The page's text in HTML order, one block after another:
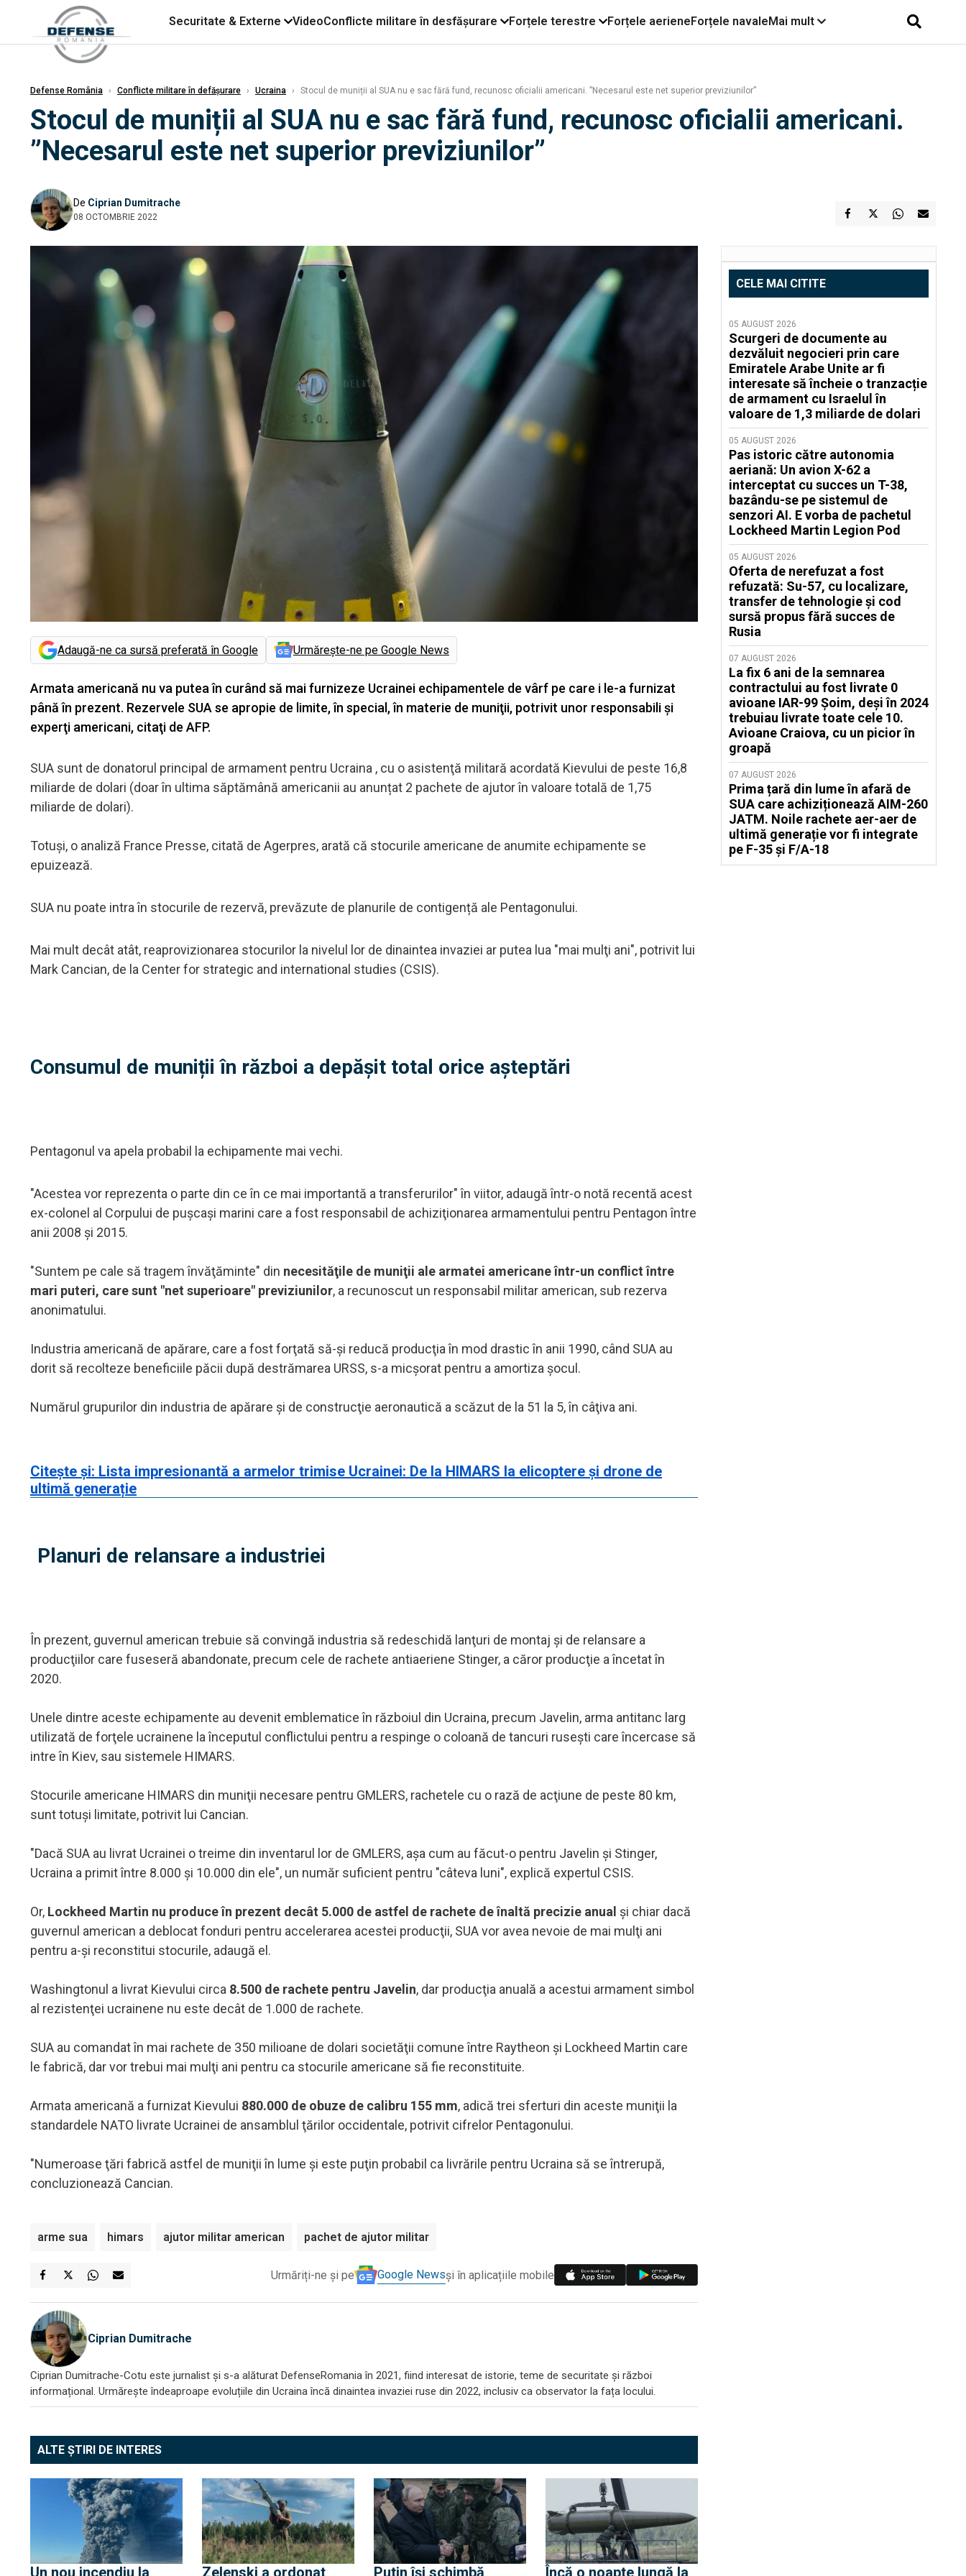
Securitate & Externe VideoConflicte militare în desfășurare Forțele terestre Forțele aerieneForțele navaleMai mult
Defense România › Conflicte militare în defășurare › Ucraina › Stocul de muniții al SUA nu e sac fără fund, recunosc oficialii americani. ”Necesarul este net superior previziunilor”
Stocul de muniții al SUA nu e sac fără fund, recunosc oficialii americani.
”Necesarul este net superior previziunilor”
De Ciprian Dumitrache
08 OCTOMBRIE 2022
Adaugă-ne ca sursă preferată în Google Urmărește-ne pe Google News
Armata americană nu va putea în curând să mai furnizeze Ucrainei echipamentele de vârf pe care i le-a furnizat
până în prezent. Rezervele SUA se apropie de limite, în special, în materie de muniţii, potrivit unor responsabili şi
experţi americani, citaţi de AFP.
SUA sunt de donatorul principal de armament pentru Ucraina , cu o asistenţă militară acordată Kievului de peste 16,8
miliarde de dolari (doar în ultima săptămână americanii au anunțat 2 pachete de ajutor în valoare totală de 1,75
miliarde de dolari).
Totuși, o analiză France Presse, citată de Agerpres, arată că stocurile americane de anumite echipamente se
epuizează.
SUA nu poate intra în stocurile de rezervă, prevăzute de planurile de contigență ale Pentagonului.
Mai mult decât atât, reaprovizionarea stocurilor la nivelul lor de dinaintea invaziei ar putea lua "mai mulţi ani", potrivit lui
Mark Cancian, de la Center for strategic and international studies (CSIS).
Consumul de muniții în război a depășit total orice așteptări
Pentagonul va apela probabil la echipamente mai vechi.
"Acestea vor reprezenta o parte din ce în ce mai importantă a transferurilor" în viitor, adaugă într-o notă recentă acest
ex-colonel al Corpului de puşcaşi marini care a fost responsabil de achiziţionarea armamentului pentru Pentagon între
anii 2008 şi 2015.
"Suntem pe cale să tragem învăţăminte" din necesităţile de muniţii ale armatei americane într-un conflict între
mari puteri, care sunt "net superioare" previziunilor, a recunoscut un responsabil militar american, sub rezerva
anonimatului.
Industria americană de apărare, care a fost forţată să-şi reducă producţia în mod drastic în anii 1990, când SUA au
dorit să recolteze beneficiile păcii după destrămarea URSS, s-a micșorat pentru a amortiza şocul.
Numărul grupurilor din industria de apărare şi de construcţie aeronautică a scăzut de la 51 la 5, în câţiva ani.
Citește și: Lista impresionantă a armelor trimise Ucrainei: De la HIMARS la elicoptere și drone de
ultimă generație
Planuri de relansare a industriei
În prezent, guvernul american trebuie să convingă industria să redeschidă lanţuri de montaj şi de relansare a
producţiilor care fuseseră abandonate, precum cele de rachete antiaeriene Stinger, a căror producţie a încetat în
2020.
Unele dintre aceste echipamente au devenit emblematice în războiul din Ucraina, precum Javelin, arma antitanc larg
utilizată de forţele ucrainene la începutul conflictului pentru a respinge o coloană de tancuri ruseşti care încercase să
intre în Kiev, sau sistemele HIMARS.
Stocurile americane HIMARS din muniţii necesare pentru GMLERS, rachetele cu o rază de acţiune de peste 80 km,
sunt totuşi limitate, potrivit lui Cancian.
"Dacă SUA au livrat Ucrainei o treime din inventarul lor de GMLERS, aşa cum au făcut-o pentru Javelin şi Stinger,
Ucraina a primit între 8.000 şi 10.000 din ele", un număr suficient pentru "câteva luni", explică expertul CSIS.
Or, Lockheed Martin nu produce în prezent decât 5.000 de astfel de rachete de înaltă precizie anual şi chiar dacă
guvernul american a deblocat fonduri pentru accelerarea acestei producţii, SUA vor avea nevoie de mai mulţi ani
pentru a-şi reconstitui stocurile, adaugă el.
Washingtonul a livrat Kievului circa 8.500 de rachete pentru Javelin, dar producţia anuală a acestui armament simbol
al rezistenţei ucrainene nu este decât de 1.000 de rachete.
SUA au comandat în mai rachete de 350 milioane de dolari societăţii comune între Raytheon şi Lockheed Martin care
le fabrică, dar vor trebui mai mulţi ani pentru ca stocurile americane să fie reconstituite.
Armata americană a furnizat Kievului 880.000 de obuze de calibru 155 mm, adică trei sferturi din aceste muniţii la
standardele NATO livrate Ucrainei de ansamblul ţărilor occidentale, potrivit cifrelor Pentagonului.
"Numeroase ţări fabrică astfel de muniţii în lume şi este puţin probabil ca livrările pentru Ucraina să se întrerupă,
concluzionează Cancian.
arme sua himars ajutor militar american pachet de ajutor militar
Urmăriți-ne și pe Google Newsși în aplicațiile mobile
Ciprian Dumitrache
Ciprian Dumitrache-Cotu este jurnalist și s-a alăturat DefenseRomania în 2021, fiind interesat de istorie, teme de securitate și război
informațional. Urmărește îndeaproape evoluțiile din Ucraina încă dinaintea invaziei ruse din 2022, inclusiv ca observator la fața locului.
ALTE ȘTIRI DE INTERES
Un nou incendiu la Zelenski a ordonat Putin își schimbă Încă o noapte lungă la
CELE MAI CITITE
05 AUGUST 2026
Scurgeri de documente au
dezvăluit negocieri prin care
Emiratele Arabe Unite ar fi
interesate să încheie o tranzacție
de armament cu Israelul în
valoare de 1,3 miliarde de dolari
05 AUGUST 2026
Pas istoric către autonomia
aeriană: Un avion X-62 a
interceptat cu succes un T-38,
bazându-se pe sistemul de
senzori AI. E vorba de pachetul
Lockheed Martin Legion Pod
05 AUGUST 2026
Oferta de nerefuzat a fost
refuzată: Su-57, cu localizare,
transfer de tehnologie și cod
sursă propus fără succes de
Rusia
07 AUGUST 2026
La fix 6 ani de la semnarea
contractului au fost livrate 0
avioane IAR-99 Șoim, deși în 2024
trebuiau livrate toate cele 10.
Avioane Craiova, cu un picior în
groapă
07 AUGUST 2026
Prima țară din lume în afară de
SUA care achiziționează AIM-260
JATM. Noile rachete aer-aer de
ultimă generație vor fi integrate
pe F-35 și F/A-18